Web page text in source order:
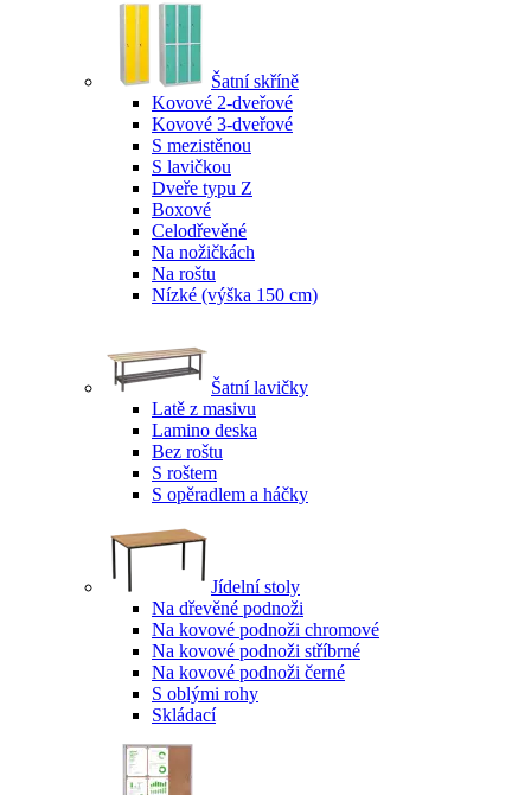
Šatní skříně
Kovové 2-dveřové
Kovové 3-dveřové
S mezistěnou
S lavičkou
Dveře typu Z
Boxové
Celodřevěné
Na nožičkách
Na roštu
Nízké (výška 150 cm)
Šatní lavičky
Latě z masivu
Lamino deska
Bez roštu
S roštem
S opěradlem a háčky
Jídelní stoly
Na dřevěné podnoži
Na kovové podnoži chromové
Na kovové podnoži stříbrné
Na kovové podnoži černé
S oblými rohy
Skládací